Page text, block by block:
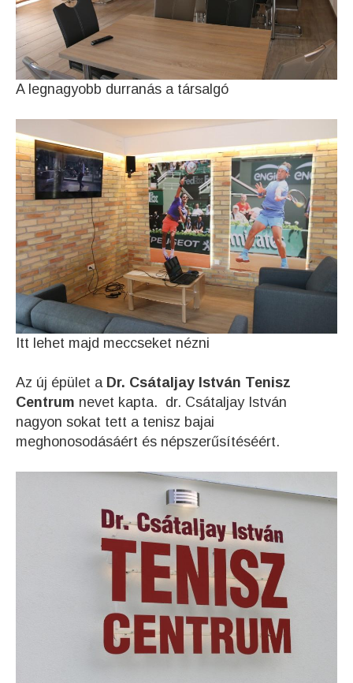
A legnagyobb durranás a társalgó
Itt lehet majd meccseket nézni
Az új épület a Dr. Csátaljay István Tenisz
Centrum nevet kapta. dr. Csátaljay István
nagyon sokat tett a tenisz bajai
meghonosodásáért és népszerűsítéséért.